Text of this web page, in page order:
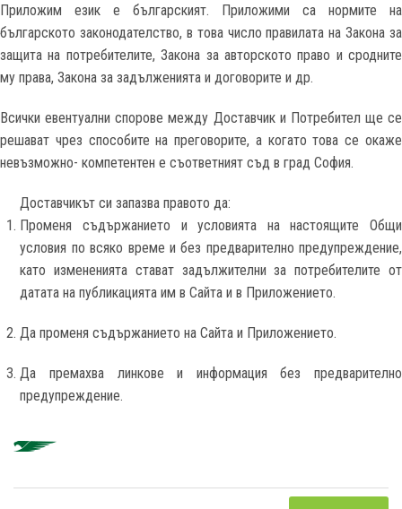
Приложим език е българският. Приложими са нормите на
българското законодателство, в това число правилата на Закона за
защита на потребителите, Закона за авторското право и сродните
му права, Закона за задълженията и договорите и др.
Всички евентуални спорове между Доставчик и Потребител ще се
решават чрез способите на преговорите, а когато това се окаже
невъзможно- компетентен е съответният съд в град София.
Доставчикът си запазва правото да:
Променя съдържанието и условията на настоящите Общи
условия по всяко време и без предварително предупреждение,
като измененията стават задължителни за потребителите от
датата на публикацията им в Сайта и в Приложението.
Да променя съдържанието на Сайта и Приложението.
Да премахва линкове и информация без предварително
предупреждение.